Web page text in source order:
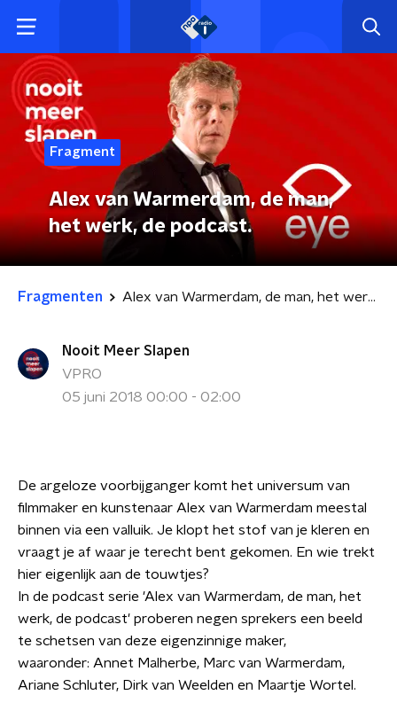
Fragment
Alex van Warmerdam, de man,
het werk, de podcast.
Fragmenten Alex van Warmerdam, de man, het werk, de podcast.
Nooit Meer Slapen
VPRO
05 juni 2018 00:00 - 02:00
De argeloze voorbijganger komt het universum van
filmmaker en kunstenaar Alex van Warmerdam meestal
binnen via een valluik. Je klopt het stof van je kleren en
vraagt je af waar je terecht bent gekomen. En wie trekt
hier eigenlijk aan de touwtjes?
In de podcast serie 'Alex van Warmerdam, de man, het
werk, de podcast' proberen negen sprekers een beeld
te schetsen van deze eigenzinnige maker,
waaronder: Annet Malherbe, Marc van Warmerdam,
Ariane Schluter, Dirk van Weelden en Maartje Wortel.